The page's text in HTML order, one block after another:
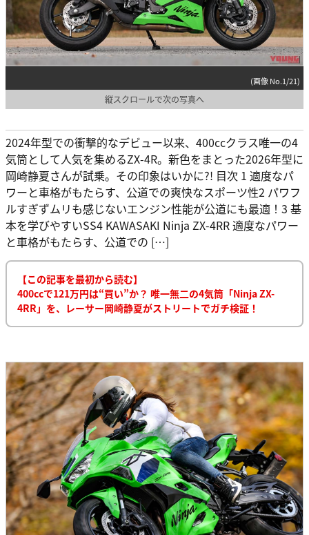
(画像 No.1/21)
縦スクロールで次の写真へ
2024年型での衝撃的なデビュー以来、400ccクラス唯一の4
気筒として人気を集めるZX-4R。新色をまとった2026年型に
岡崎静夏さんが試乗。その印象はいかに?! 目次 1 適度なパ
ワーと車格がもたらす、公道での爽快なスポーツ性2 パワフ
ルすぎずムリも感じないエンジン性能が公道にも最適！3 基
本を学びやすいSS4 KAWASAKI Ninja ZX-4RR 適度なパワー
と車格がもたらす、公道での […]
【この記事を最初から読む】
400ccで121万円は“買い”か？ 唯一無二の4気筒「Ninja ZX-
4RR」を、レーサー岡崎静夏がストリートでガチ検証！